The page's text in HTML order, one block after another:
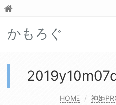
かもろぐ
HOME 神姫